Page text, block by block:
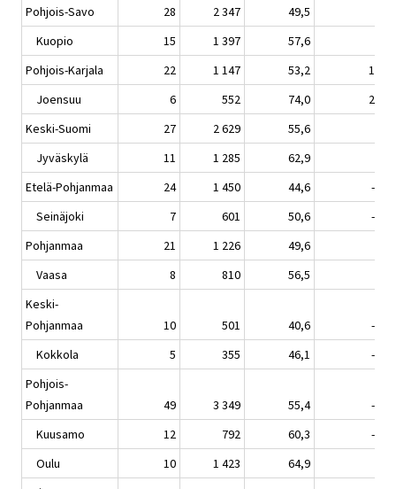
Pohjois-Savo
28 2 347 49,5
Kuopio
15 1 397 57,6
Pohjois-Karjala
22 1 147 53,2
11,9
Joensuu
6 552 74,0
25,8
Keski-Suomi
27 2 629 55,6
Jyväskylä
11 1 285 62,9
Etelä-Pohjanmaa
24 1 450 44,6
-1,6
Seinäjoki
7 601 50,6
-0,0
Pohjanmaa
21 1 226 49,6
Vaasa
8 810 56,5
Keski-
Pohjanmaa
10 501 40,6
-0,1
Kokkola
5 355 46,1
-0,0
Pohjois-
Pohjanmaa
49 3 349 55,4
-2,5
Kuusamo
12 792 60,3
-5,1
Oulu
10 1 423 64,9